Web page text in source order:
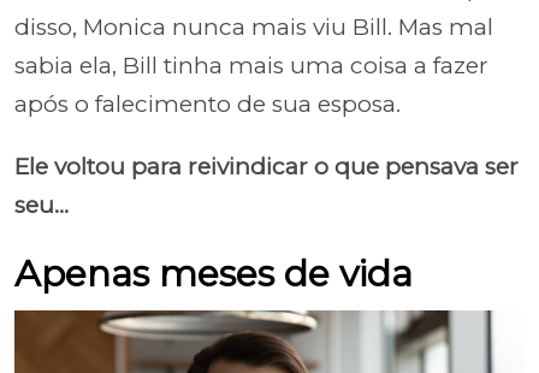
disso, Monica nunca mais viu Bill. Mas mal
sabia ela, Bill tinha mais uma coisa a fazer
após o falecimento de sua esposa.
Ele voltou para reivindicar o que pensava ser
seu...
Apenas meses de vida